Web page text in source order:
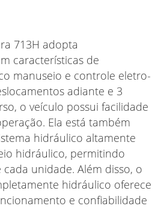
713H adopta
características de
manuseio e controle eletro-
adiante e 3
o veículo possui facilidade
Ela está também
hidráulico altamente
hidráulico, permitindo
unidade. Além disso, o
hidráulico oferece
e confiabilidade